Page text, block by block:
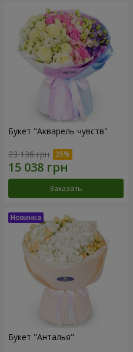
Букет "Акварель чувств"
23 136 грн
Заказать
Букет "Анталья"